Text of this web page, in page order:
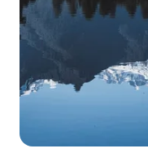
Wer wir sind
Karriere
Teil des Teams werden